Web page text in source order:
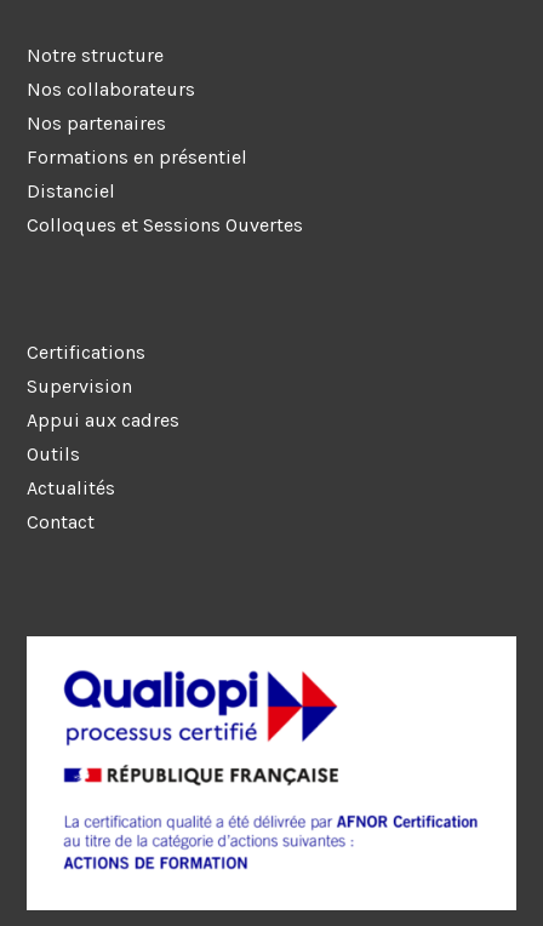
Notre structure
Nos collaborateurs
Nos partenaires
Formations en présentiel
Distanciel
Colloques et Sessions Ouvertes
Certifications
Supervision
Appui aux cadres
Outils
Actualités
Contact